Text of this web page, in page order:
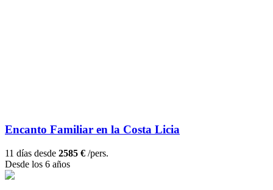
Encanto Familiar en la Costa Licia
11 días desde 2585 € /pers.
Desde los 6 años